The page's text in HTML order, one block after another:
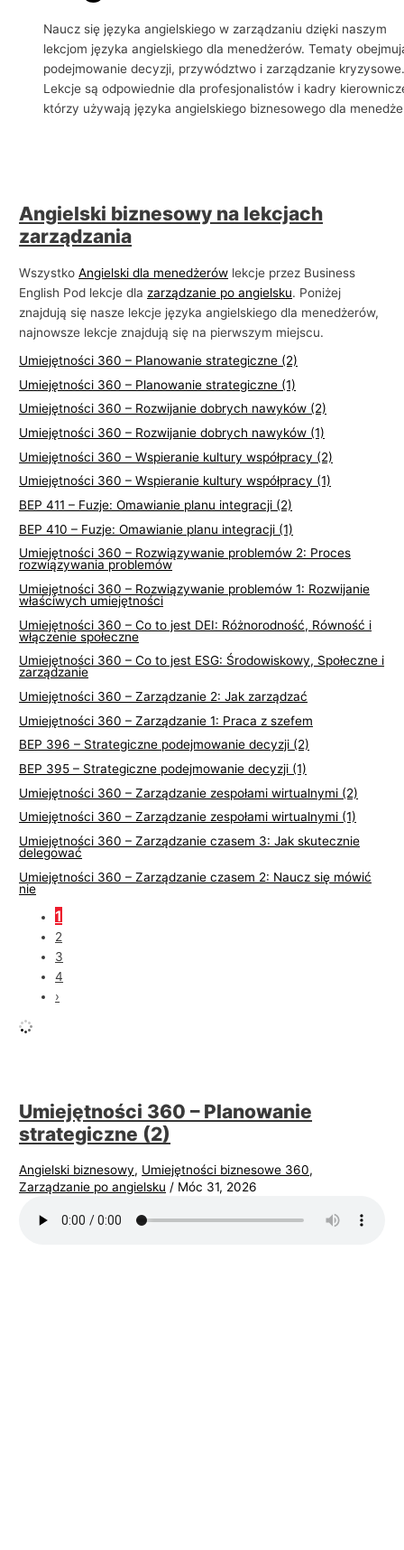
Naucz się języka angielskiego w zarządzaniu dzięki naszym
lekcjom języka angielskiego dla menedżerów. Tematy
podejmowanie decyzji, przywództwo i zarządzanie
Lekcje są odpowiednie dla profesjonalistów i kadry
którzy używają języka angielskiego biznesowego dla
Angielski biznesowy na lekcjach
zarządzania
WszystkoAngielski dla menedżerów lekcje przez Business
English Pod lekcje dlazarządzanie po angielsku. Poniżej
znajdują się nasze lekcje języka angielskiego dla menedżerów,
najnowsze lekcje znajdują się na pierwszym miejscu.
Umiejętności 360 – Planowanie strategiczne (2)
Umiejętności 360 – Planowanie strategiczne (1)
Umiejętności 360 – Rozwijanie dobrych nawyków (2)
Umiejętności 360 – Rozwijanie dobrych nawyków (1)
Umiejętności 360 – Wspieranie kultury współpracy (2)
Umiejętności 360 – Wspieranie kultury współpracy (1)
BEP 411 – Fuzje: Omawianie planu integracji (2)
BEP 410 – Fuzje: Omawianie planu integracji (1)
Umiejętności 360 – Rozwiązywanie problemów 2: Proces
rozwiązywania problemów
Umiejętności 360 – Rozwiązywanie problemów 1: Rozwijanie
właściwych umiejętności
Umiejętności 360 – Co to jest DEI: Różnorodność, Równość i
włączenie społeczne
Umiejętności 360 – Co to jest ESG: Środowiskowy, Społeczne i
zarządzanie
Umiejętności 360 – Zarządzanie 2: Jak zarządzać
Umiejętności 360 – Zarządzanie 1: Praca z szefem
BEP 396 – Strategiczne podejmowanie decyzji (2)
BEP 395 – Strategiczne podejmowanie decyzji (1)
Umiejętności 360 – Zarządzanie zespołami wirtualnymi (2)
Umiejętności 360 – Zarządzanie zespołami wirtualnymi (1)
Umiejętności 360 – Zarządzanie czasem 3: Jak skutecznie
delegować
Umiejętności 360 – Zarządzanie czasem 2: Naucz się mówić
nie
1
2
3
4
›
Umiejętności 360 – Planowanie
strategiczne (2)
Angielski biznesowy, Umiejętności biznesowe 360,
Zarządzanie po angielsku / Móc 31, 2026
o
w
i
z
n
e
s
i
e